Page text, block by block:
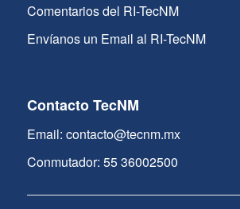
Comentarios del RI-TecNM
Envíanos un Email al RI-TecNM
Contacto TecNM
Email: contacto@tecnm.mx
Conmutador: 55 36002500